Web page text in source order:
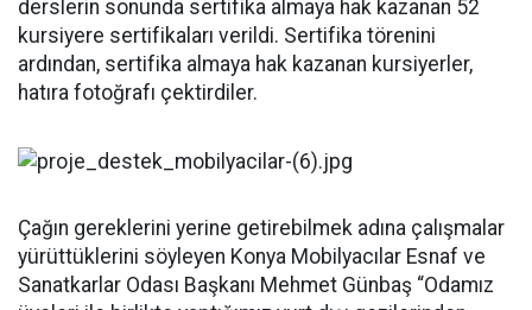
derslerin sonunda sertifika almaya hak kazanan 52
kursiyere sertifikaları verildi. Sertifika törenini
ardından, sertifika almaya hak kazanan kursiyerler,
hatıra fotoğrafı çektirdiler.
Çağın gereklerini yerine getirebilmek adına çalışmalar
yürüttüklerini söyleyen Konya Mobilyacılar Esnaf ve
Sanatkarlar Odası Başkanı Mehmet Günbaş “Odamız